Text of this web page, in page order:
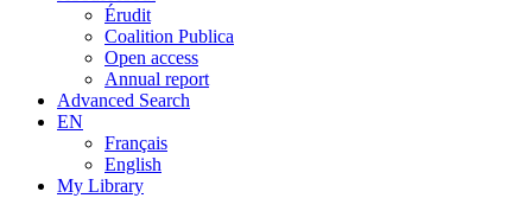
Érudit
Coalition Publica
Open access
Annual report
Advanced Search
EN
Français
English
My Library